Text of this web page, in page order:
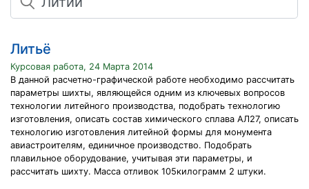
Литьё
Курсовая работа, 24 Марта 2014
В данной расчетно-графической работе необходимо рассчитать
параметры шихты, являющейся одним из ключевых вопросов
технологии литейного производства, подобрать технологию
изготовления, описать состав химического сплава АЛ27, описать
технологию изготовления литейной формы для монумента
авиастроителям, единичное производство. Подобрать
плавильное оборудование, учитывая эти параметры, и
рассчитать шихту. Масса отливок 105килограмм 2 штуки.